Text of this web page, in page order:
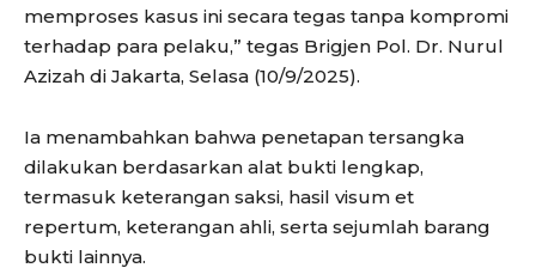
memproses kasus ini secara tegas tanpa kompromi
terhadap para pelaku,” tegas Brigjen Pol. Dr. Nurul
Azizah di Jakarta, Selasa (10/9/2025).
Ia menambahkan bahwa penetapan tersangka
dilakukan berdasarkan alat bukti lengkap,
termasuk keterangan saksi, hasil visum et
repertum, keterangan ahli, serta sejumlah barang
bukti lainnya.